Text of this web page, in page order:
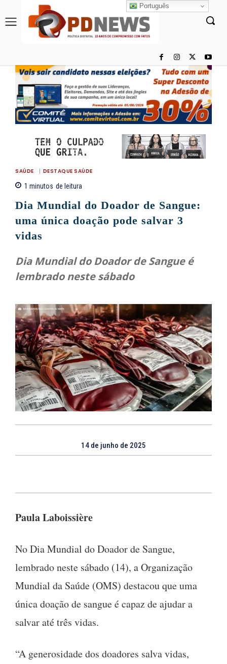
SAÚDE DESTAQUE SAÚDE
1 minutos de leitura
Dia Mundial do Doador de Sangue:
uma única doação pode salvar 3
vidas
Dia Mundial do Doador de Sangue é
lembrado neste sábado
14 de junho de 2025
Paula Laboissière
No Dia Mundial do Doador de Sangue,
lembrado neste sábado (14), a Organização
Mundial da Saúde (OMS) destacou que uma
única doação de sangue é capaz de ajudar a
salvar até três vidas.
“A generosidade dos doadores salva vidas,
Português